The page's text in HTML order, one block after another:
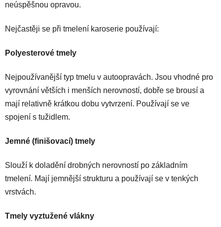
neúspěšnou opravou.
Nejčastěji se při tmelení karoserie používají:
Polyesterové tmely
Nejpoužívanější typ tmelu v autoopravách. Jsou vhodné pro
vyrovnání větších i menších nerovností, dobře se brousí a
mají relativně krátkou dobu vytvrzení. Používají se ve
spojení s tužidlem.
Jemné (finišovací) tmely
Slouží k doladění drobných nerovností po základním
tmelení. Mají jemnější strukturu a používají se v tenkých
vrstvách.
Tmely vyztužené vlákny